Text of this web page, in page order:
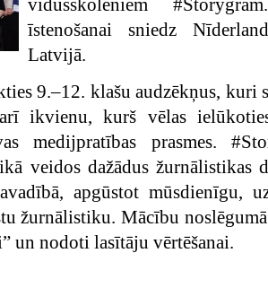
vidusskolēniem
īstenošanai sniedz
Latvijā.
9.–12. klašu audzēkņus, kuri
ikvienu, kurš vēlas
medijpratības prasmes.
veidos dažādus žurnālistikas
apgūstot mūsdienīgu,
žurnālistiku. Mācību
un nodoti lasītāju vērtēšanai.